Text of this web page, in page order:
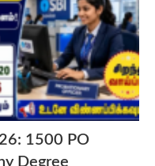
1500 PO
Degree